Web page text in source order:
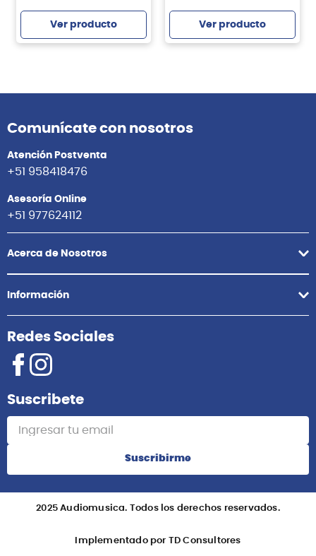
Ver producto Ver producto
Comunícate con nosotros
Atención Postventa
+51 958418476
Asesoría Online
+51 977624112
Acerca de Nosotros
Información
Redes Sociales
Suscribete
Suscribirme
2025 Audiomusica. Todos los derechos reservados.
Implementado por TD Consultores